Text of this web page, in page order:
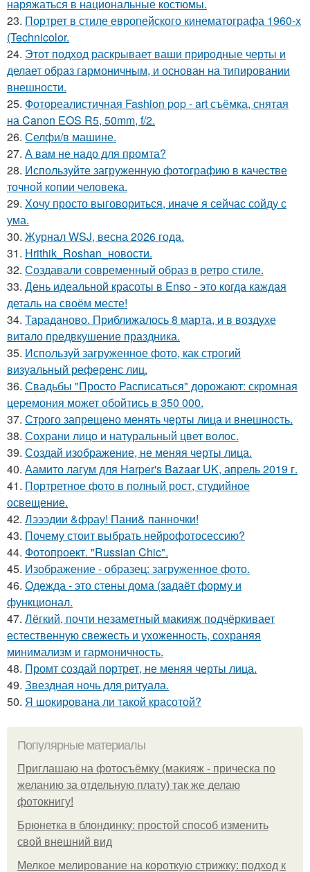
наряжаться в национальные костюмы.
23. Портрет в стиле европейского кинематографа 1960-х
(Technicolor.
24. Этот подход раскрывает ваши природные черты и
делает образ гармоничным, и основан на типировании
внешности.
25. Фотореалистичная Fashion pop - art съёмка, снятая
на Canon EOS R5, 50mm, f/2.
26. Селфи/в машине.
27. А вам не надо для промта?
28. Используйте загруженную фотографию в качестве
точной копии человека.
29. Хочу просто выговориться, иначе я сейчас сойду с
ума.
30. Журнал WSJ, весна 2026 года.
31. Hrithik_Roshan_новости.
32. Создавали современный образ в ретро стиле.
33. День идеальной красоты в Enso - это когда каждая
деталь на своём месте!
34. Тараданово. Приближалось 8 марта, и в воздухе
витало предвкушение праздника.
35. Используй загруженное фото, как строгий
визуальный референс лиц.
36. Свадьбы "Просто Расписаться" дорожают: скромная
церемония может обойтись в 350 000.
37. Строго запрещено менять черты лица и внешность.
38. Сохрани лицо и натуральный цвет волос.
39. Создай изображение, не меняя черты лица.
40. Аамито лагум для Harper's Bazaar UK, апрель 2019 г.
41. Портретное фото в полный рост, студийное
освещение.
42. Лэээдии &фрау! Пани& панночки!
43. Почему стоит выбрать нейрофотосессию?
44. Фотопроект. "Russian Chic".
45. Изображение - образец: загруженное фото.
46. Одежда - это стены дома (задаёт форму и
функционал.
47. Лёгкий, почти незаметный макияж подчёркивает
естественную свежесть и ухоженность, сохраняя
минимализм и гармоничность.
48. Промт создай портрет, не меняя черты лица.
49. Звездная ночь для ритуала.
50. Я шокирована ли такой красотой?
Популярные материалы
Приглашаю на фотосъёмку (макияж - прическа по
желанию за отдельную плату) так же делаю
фотокнигу!
Брюнетка в блондинку: простой способ изменить
свой внешний вид
Мелкое мелирование на короткую стрижку: подход к